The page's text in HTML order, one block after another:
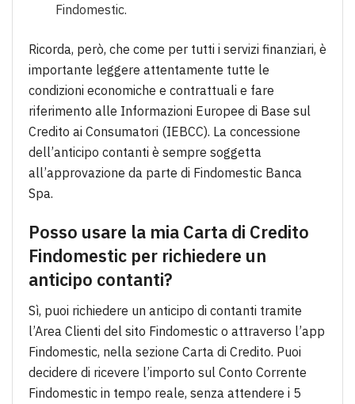
Findomestic.
Ricorda, però, che come per tutti i servizi finanziari, è
importante leggere attentamente tutte le
condizioni economiche e contrattuali e fare
riferimento alle Informazioni Europee di Base sul
Credito ai Consumatori (IEBCC). La concessione
dell’anticipo contanti è sempre soggetta
all’approvazione da parte di Findomestic Banca
Spa.
Posso usare la mia Carta di Credito
Findomestic per richiedere un
anticipo contanti?
Sì, puoi richiedere un anticipo di contanti tramite
l’Area Clienti del sito Findomestic o attraverso l’app
Findomestic, nella sezione Carta di Credito. Puoi
decidere di ricevere l’importo sul Conto Corrente
Findomestic in tempo reale, senza attendere i 5